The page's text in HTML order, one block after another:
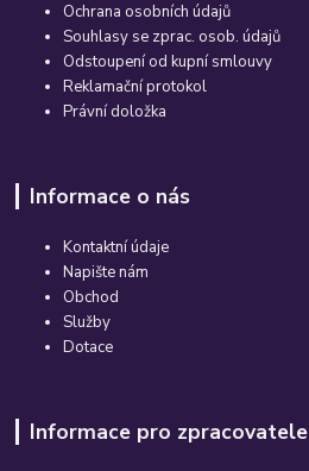
Ochrana osobních údajů
Souhlasy se zprac. osob. údajů
Odstoupení od kupní smlouvy
Reklamační protokol
Právní doložka
Informace o nás
Kontaktní údaje
Napište nám
Obchod
Služby
Dotace
Informace pro zpracovatele